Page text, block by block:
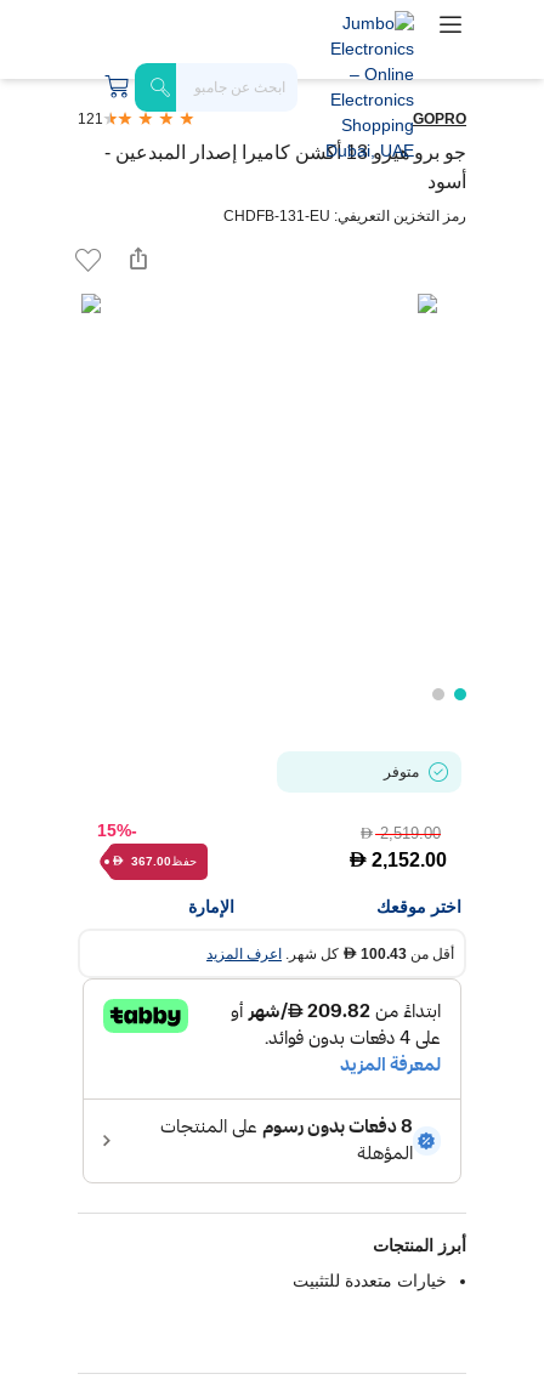
GOPRO
121
جو برو هيرو 13 أكشن كاميرا إصدار المبدعين -
أسود
رمز التخزين التعريفي: CHDFB-131-EU
متوفر
D2,519.00
D 2,152.00
-15%
حفظ D 367.00
اختر موقعك الإمارة
أقل من D 100.43 كل شهر. اعرف المزيد
أبرز المنتجات
خيارات متعددة للتثبيت